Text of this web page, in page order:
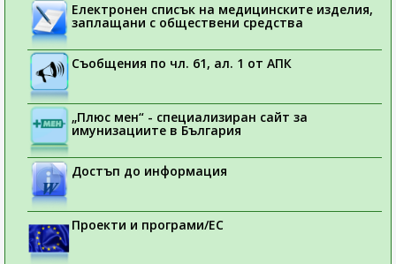
Електронен списък на медицинските изделия,
заплащани с обществени средства
Съобщения по чл. 61, ал. 1 от АПК
„Плюс мен“ - специализиран сайт за
имунизациите в България
Достъп до информация
Проекти и програми/ЕС